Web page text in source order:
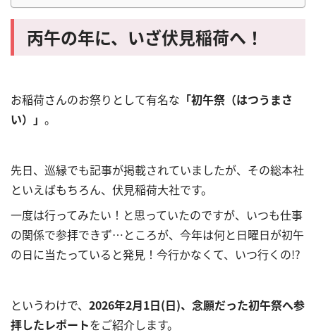
丙午の年に、いざ伏見稲荷へ！
お稲荷さんのお祭りとして有名な 「初午祭（はつうまさ
い）」 。
先日、巡縁でも記事が掲載されていましたが、その総本社
といえばもちろん、伏見稲荷大社です。
一度は行ってみたい！と思っていたのですが、いつも仕事
の関係で参拝できず…ところが、今年は何と日曜日が初午
の日に当たっていると発見！今行かなくて、いつ行くの!?
というわけで、 2026年2月1日(日)、念願だった初午祭へ参
拝したレポートをご紹介します。